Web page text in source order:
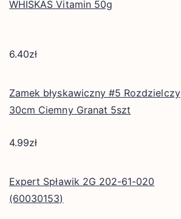
WHISKAS Vitamin 50g
6.40zł
Zamek błyskawiczny #5 Rozdzielczy
30cm Ciemny Granat 5szt
4.99zł
Expert Spławik 2G 202-61-020
(60030153)